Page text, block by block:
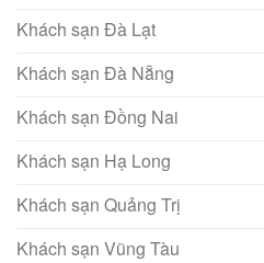
Khách sạn Đà Lạt
Khách sạn Đà Nẵng
Khách sạn Đồng Nai
Khách sạn Hạ Long
Khách sạn Quảng Trị
Khách sạn Vũng Tàu